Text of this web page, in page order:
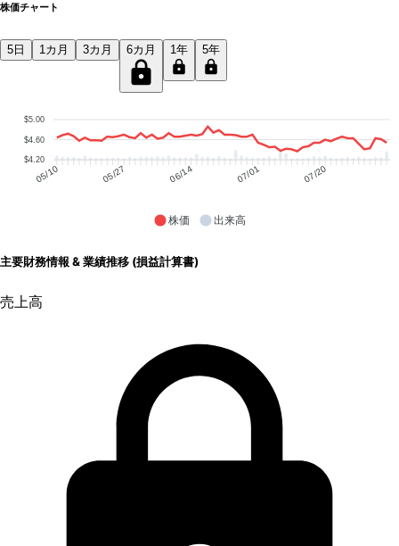
株価チャート
5日 1カ月 3カ月 6カ月 1年 5年
$5.00
$4.60
$4.20
05/10 05/27 06/14 07/01 07/20
株価 出来高
主要財務情報 & 業績推移 (損益計算書)
売上高